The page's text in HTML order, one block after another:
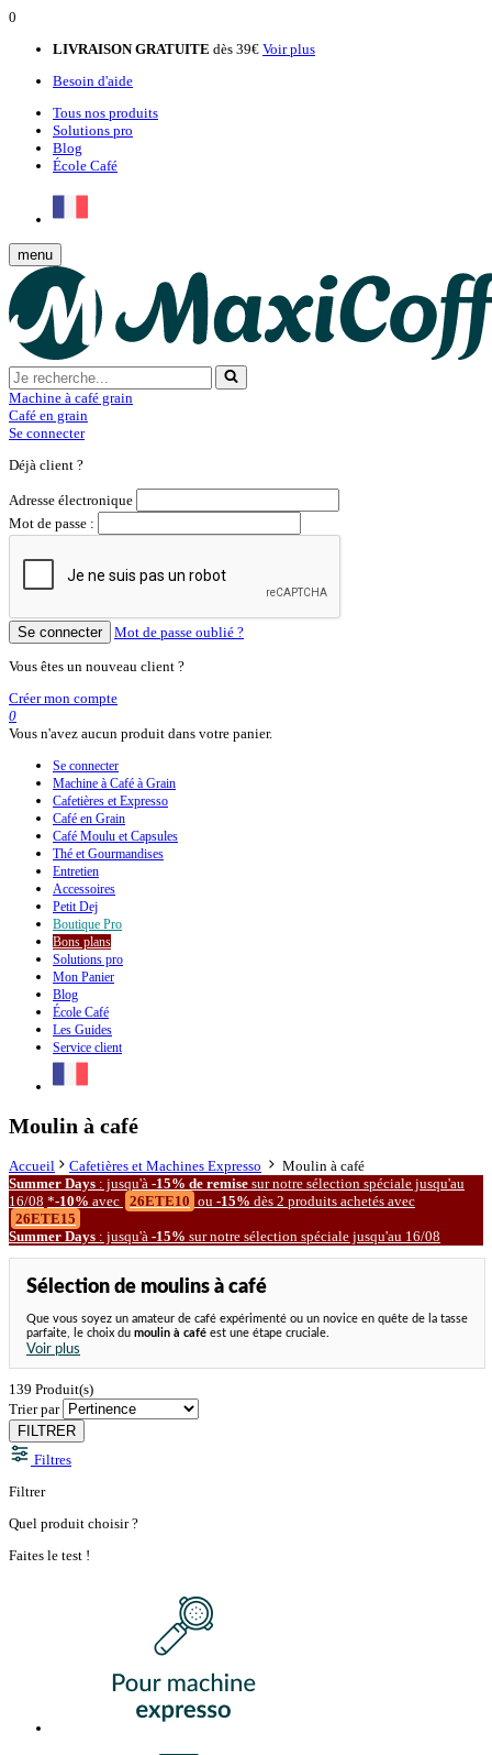
0
LIVRAISON GRATUITE dès 39€ Voir plus
Besoin d'aide
Tous nos produits
Solutions pro
Blog
École Café
menu
Machine à café grain
Café en grain
Se connecter
Déjà client ?
Adresse électronique
Mot de passe :
Se connecter Mot de passe oublié ?
Vous êtes un nouveau client ?
Créer mon compte
0
Vous n'avez aucun produit dans votre panier.
Se connecter
Machine à Café à Grain
Cafetières et Expresso
Café en Grain
Café Moulu et Capsules
Thé et Gourmandises
Entretien
Accessoires
Petit Dej
Boutique Pro
Bons plans
Solutions pro
Mon Panier
Blog
École Café
Les Guides
Service client
Moulin à café
Accueil Cafetières et Machines Expresso
Moulin à café
Summer Days : jusqu'à -15% de remise sur notre sélection spéciale jusqu'au
16/08 *-10% avec 26ETE10 ou -15% dès 2 produits achetés avec
26ETE15
Summer Days : jusqu'à -15% sur notre sélection spéciale jusqu'au 16/08
Sélection de moulins à café
Que vous soyez un amateur de café expérimenté ou un novice en quête de la tasse
parfaite, le choix du moulin à café est une étape cruciale.
Voir plus
139 Produit(s)
Trier par
FILTRER
Filtres
Filtrer
Quel produit choisir ?
Faites le test !